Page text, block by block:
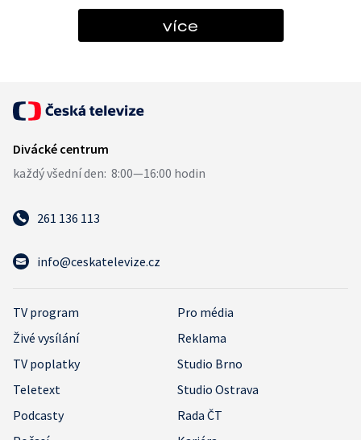
více
261 136 113
info@ceskatelevize.cz
TV program
Pro média
Živé vysílání
Reklama
TV poplatky
Studio Brno
Teletext
Studio Ostrava
Podcasty
Rada ČT